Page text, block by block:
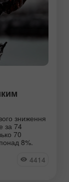
зниження
за 74
70
8%.
4414